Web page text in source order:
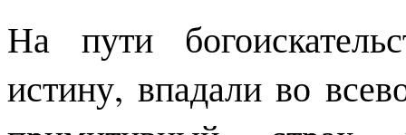
На пути
истину, впадали во